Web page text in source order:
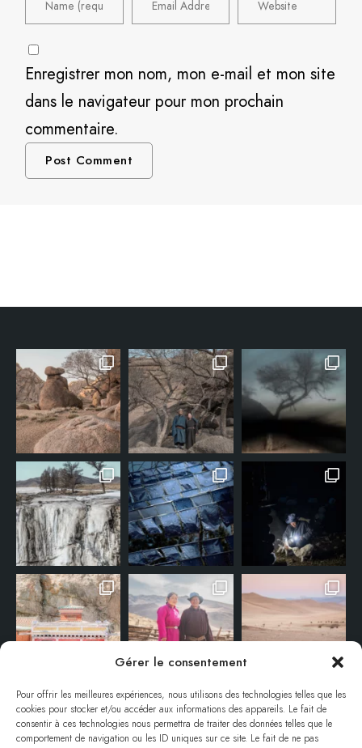
Gérer le consentement
Pour offrir les meilleures expériences, nous utilisons des technologies telles que les
cookies pour stocker et/ou accéder aux informations des appareils. Le fait de
consentir à ces technologies nous permettra de traiter des données telles que le
comportement de navigation ou les ID uniques sur ce site. Le fait de ne pas
Enregistrer mon nom, mon e-mail et mon site
dans le navigateur pour mon prochain
commentaire.